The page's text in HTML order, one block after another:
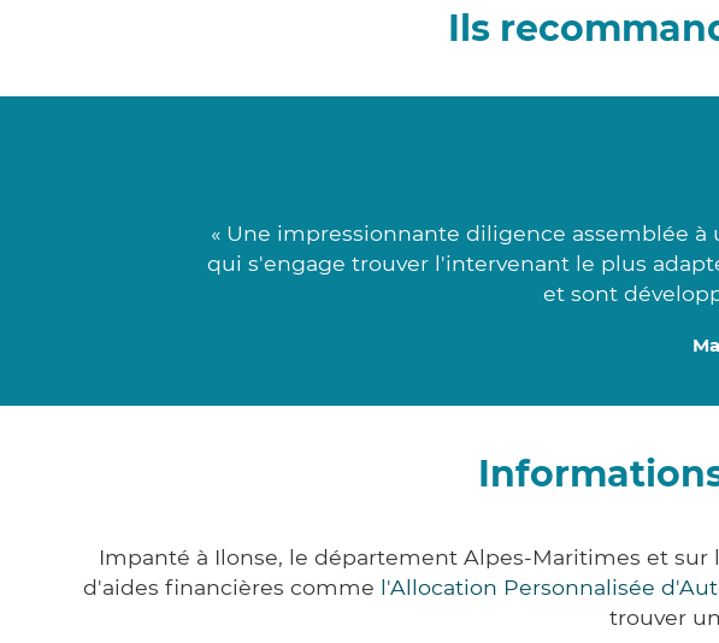
Ils
« Une impressionnante diligence assemblée
qui s'engage trouver l'intervenant le plus
et sont
Impanté à Ilonse, le département Alpes-Maritimes et sur
d'aides financières comme l'Allocation Personnalisée
trouver